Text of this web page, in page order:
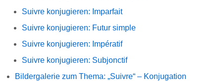
Suivre konjugieren: Imparfait
Suivre konjugieren: Futur simple
Suivre konjugieren: Impératif
Suivre konjugieren: Subjonctif
Bildergalerie zum Thema: „Suivre“ – Konjugation